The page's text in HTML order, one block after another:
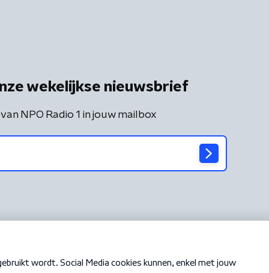
wekelijkse nieuwsbrief
NPO Radio 1 in jouw mailbox